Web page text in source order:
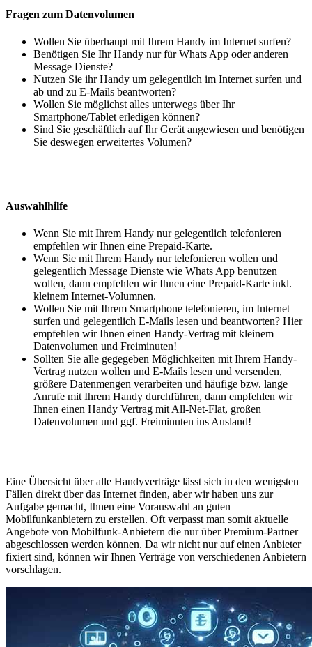
Fragen zum Datenvolumen
Wollen Sie überhaupt mit Ihrem Handy im Internet surfen?
Benötigen Sie Ihr Handy nur für Whats App oder anderen
Message Dienste?
Nutzen Sie ihr Handy um gelegentlich im Internet surfen und
ab und zu E-Mails beantworten?
Wollen Sie möglichst alles unterwegs über Ihr
Smartphone/Tablet erledigen können?
Sind Sie geschäftlich auf Ihr Gerät angewiesen und benötigen
Sie deswegen erweitertes Volumen?
Auswahlhilfe
Wenn Sie mit Ihrem Handy nur gelegentlich telefonieren
empfehlen wir Ihnen eine Prepaid-Karte.
Wenn Sie mit Ihrem Handy nur telefonieren wollen und
gelegentlich Message Dienste wie Whats App benutzen
wollen, dann empfehlen wir Ihnen eine Prepaid-Karte inkl.
kleinem Internet-Volumnen.
Wollen Sie mit Ihrem Smartphone telefonieren, im Internet
surfen und gelegentlich E-Mails lesen und beantworten? Hier
empfehlen wir Ihnen einen Handy-Vertrag mit kleinem
Datenvolumen und Freiminuten!
Sollten Sie alle gegegeben Möglichkeiten mit Ihrem Handy-
Vertrag nutzen wollen und E-Mails lesen und versenden,
größere Datenmengen verarbeiten und häufige bzw. lange
Anrufe mit Ihrem Handy durchführen, dann empfehlen wir
Ihnen einen Handy Vertrag mit All-Net-Flat, großen
Datenvolumen und ggf. Freiminuten ins Ausland!
Eine Übersicht über alle Handyverträge lässt sich in den wenigsten
Fällen direkt über das Internet finden, aber wir haben uns zur
Aufgabe gemacht, Ihnen eine Vorauswahl an guten
Mobilfunkanbietern zu erstellen. Oft verpasst man somit aktuelle
Angebote von Mobilfunk-Anbietern die nur über Premium-Partner
abgeschlossen werden können. Da wir nicht nur auf einen Anbieter
fixiert sind, können wir Ihnen Verträge von verschiedenen Anbietern
vorschlagen.